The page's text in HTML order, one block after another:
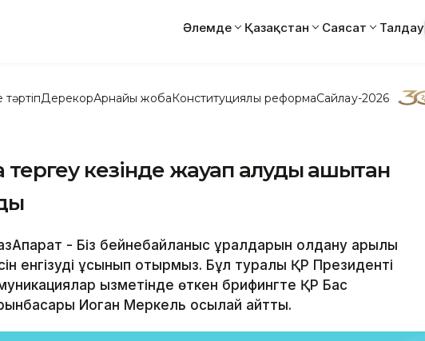
Әлемде Қазақстан Саясат Талдау
ДерекқорАрнайы жобаКонституциялық реформаСайлау-2026
кезінде жауап алуды қашықтан
- Біз бейнебайланыс құралдарын қолдану арқылы
енгізуді ұсынып отырмыз. Бұл туралы ҚР Президенті
қызметінде өткен брифингте ҚР Бас
Иоган Меркель осылай айтты.